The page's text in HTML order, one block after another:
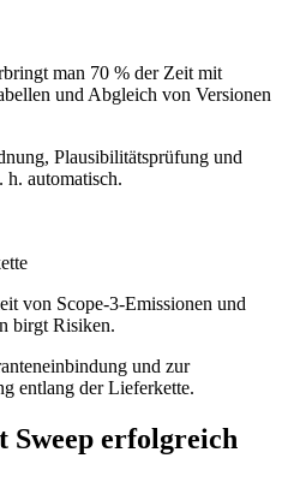
man 70 % der Zeit mit
und Abgleich von Versionen
Plausibilitätsprüfung und
h. automatisch.
von Scope-3-Emissionen und
birgt Risiken.
und zur
entlang der Lieferkette.
erfolgreich